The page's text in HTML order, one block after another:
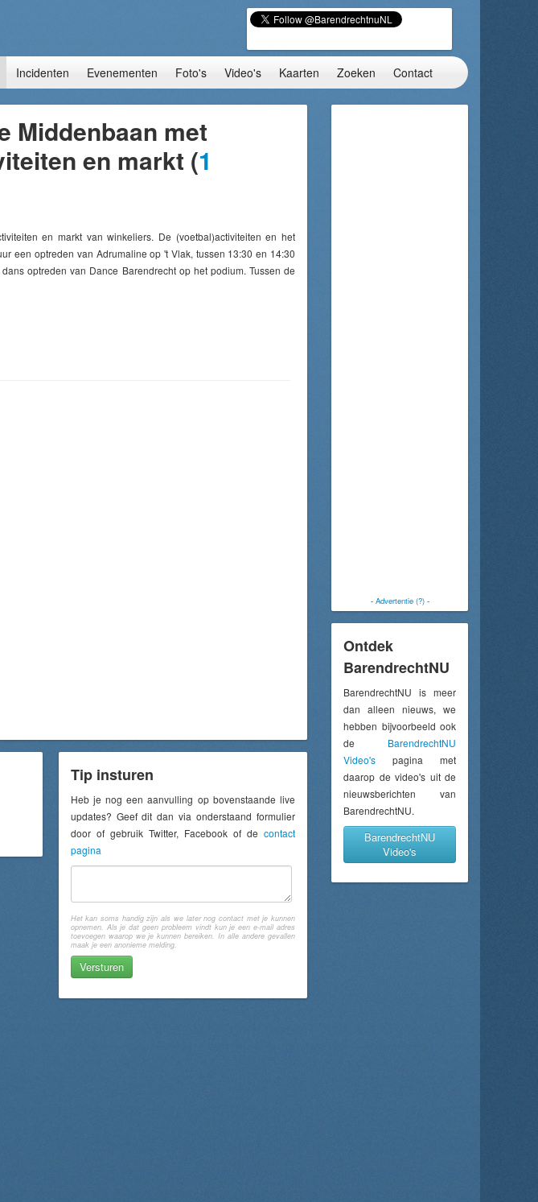
Incidenten Evenementen Foto's Video's Kaarten Zoeken Contact
Middenbaan met
en markt (1
en markt van winkeliers. De (voetbal)activiteiten en het
een optreden van Adrumaline op 't Vlak, tussen 13:30 en 14:30
optreden van Dance Barendrecht op het podium. Tussen de
Tip insturen
Heb je nog een aanvulling op bovenstaande live
updates? Geef dit dan via onderstaand formulier
door of gebruik Twitter, Facebook of de contact
pagina
Het kan soms handig zijn als we later nog contact met je kunnen
opnemen. Als je dat geen probleem vindt kun je een e-mail adres
toevoegen waarop we je kunnen bereiken. In alle andere gevallen
maak je een anonieme melding.
- Advertentie (?)-
Ontdek
BarendrechtNU
BarendrechtNU is meer
dan alleen nieuws, we
hebben bijvoorbeeld ook
de BarendrechtNU
Video's pagina met
daarop de video's uit de
nieuwsberichten van
BarendrechtNU.
BarendrechtNU
Video's